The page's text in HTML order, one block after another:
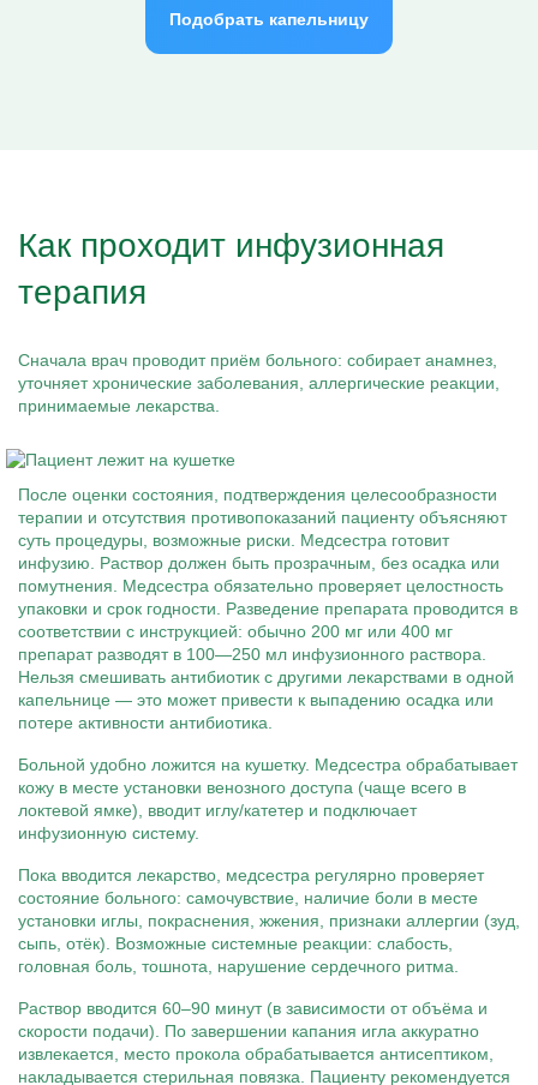
Подобрать капельницу
Как проходит инфузионная
терапия
Сначала врач проводит приём больного: собирает анамнез,
уточняет хронические заболевания, аллергические реакции,
принимаемые лекарства.
После оценки состояния, подтверждения целесообразности
терапии и отсутствия противопоказаний пациенту объясняют
суть процедуры, возможные риски. Медсестра готовит
инфузию. Раствор должен быть прозрачным, без осадка или
помутнения. Медсестра обязательно проверяет целостность
упаковки и срок годности. Разведение препарата проводится в
соответствии с инструкцией: обычно 200 мг или 400 мг
препарат разводят в 100—250 мл инфузионного раствора.
Нельзя смешивать антибиотик с другими лекарствами в одной
капельнице — это может привести к выпадению осадка или
потере активности антибиотика.
Больной удобно ложится на кушетку. Медсестра обрабатывает
кожу в месте установки венозного доступа (чаще всего в
локтевой ямке), вводит иглу/катетер и подключает
инфузионную систему.
Пока вводится лекарство, медсестра регулярно проверяет
состояние больного: самочувствие, наличие боли в месте
установки иглы, покраснения, жжения, признаки аллергии (зуд,
сыпь, отёк). Возможные системные реакции: слабость,
головная боль, тошнота, нарушение сердечного ритма.
Раствор вводится 60–90 минут (в зависимости от объёма и
скорости подачи). По завершении капания игла аккуратно
извлекается, место прокола обрабатывается антисептиком,
накладывается стерильная повязка. Пациенту рекомендуется